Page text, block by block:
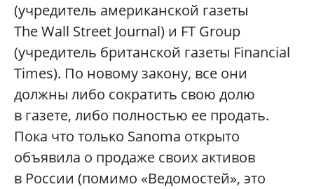
(учредитель американской газеты
The Wall Street Journal) и FT Group
(учредитель британской газеты Financial
Times). По новому закону, все они
должны либо сократить свою долю
в газете, либо полностью ее продать.
Пока что только Sanoma открыто
объявила о продаже своих активов
в России (помимо «Ведомостей», это